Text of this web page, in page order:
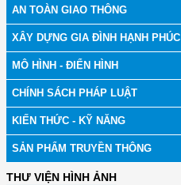
AN TOÀN GIAO THÔNG
XÂY DỰNG GIA ĐÌNH HẠNH PHÚC
MÔ HÌNH - ĐIỂN HÌNH
CHÍNH SÁCH PHÁP LUẬT
KIẾN THỨC - KỸ NĂNG
SẢN PHẨM TRUYỀN THÔNG
THƯ VIỆN HÌNH ẢNH